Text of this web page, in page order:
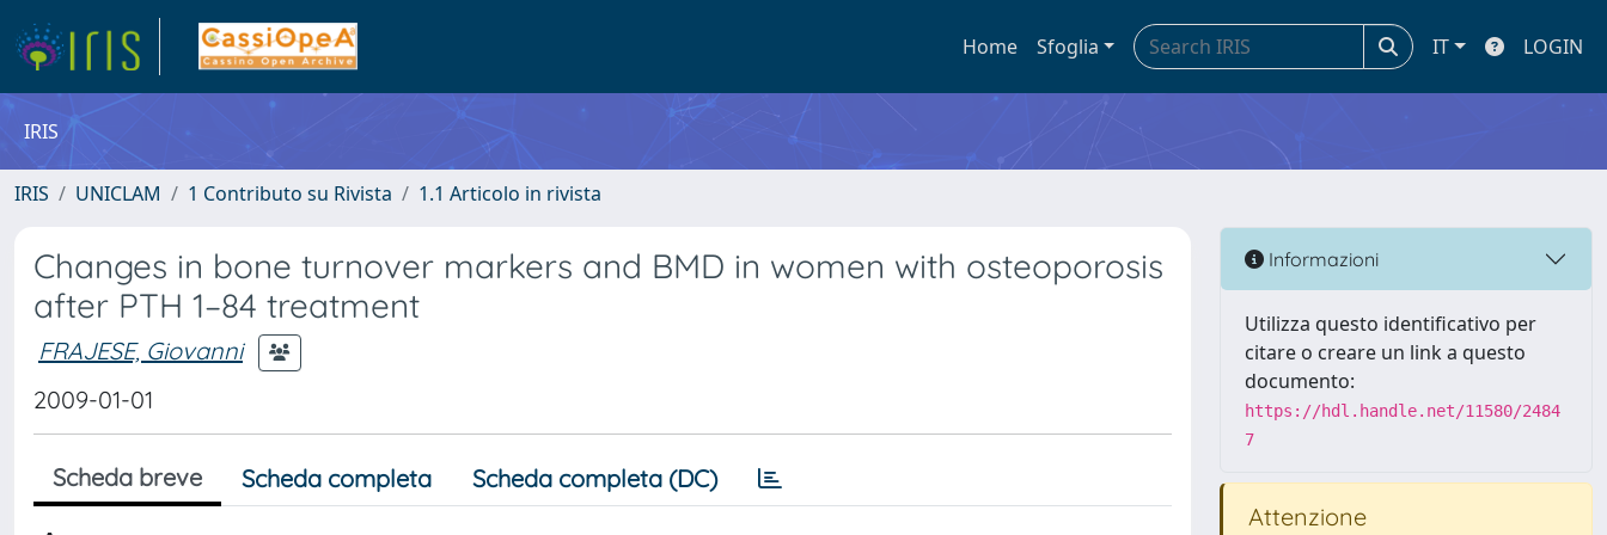
Home Sfoglia IT LOGIN
IRIS
IRIS UNICLAM 1 Contributo su Rivista 1.1 Articolo in rivista
Changes in bone turnover markers and BMD in women with osteoporosis
after PTH 1–84 treatment
FRAJESE, Giovanni
2009-01-01
Scheda breve Scheda completa Scheda completa (DC)
Informazioni
Utilizza questo identificativo per
citare o creare un link a questo
documento:
https://hdl.handle.net/11580/2484
7
Attenzione